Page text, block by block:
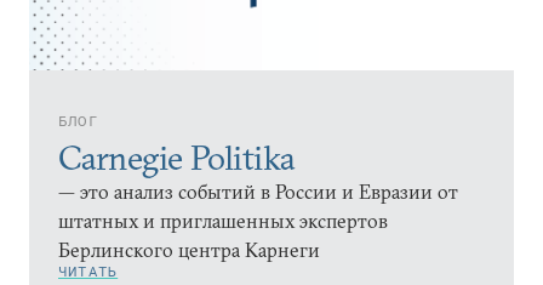
БЛОГ
Carnegie Politika
— это анализ событий в России и Евразии от
штатных и приглашенных экспертов
Берлинского центра Карнеги
ЧИТАТЬ